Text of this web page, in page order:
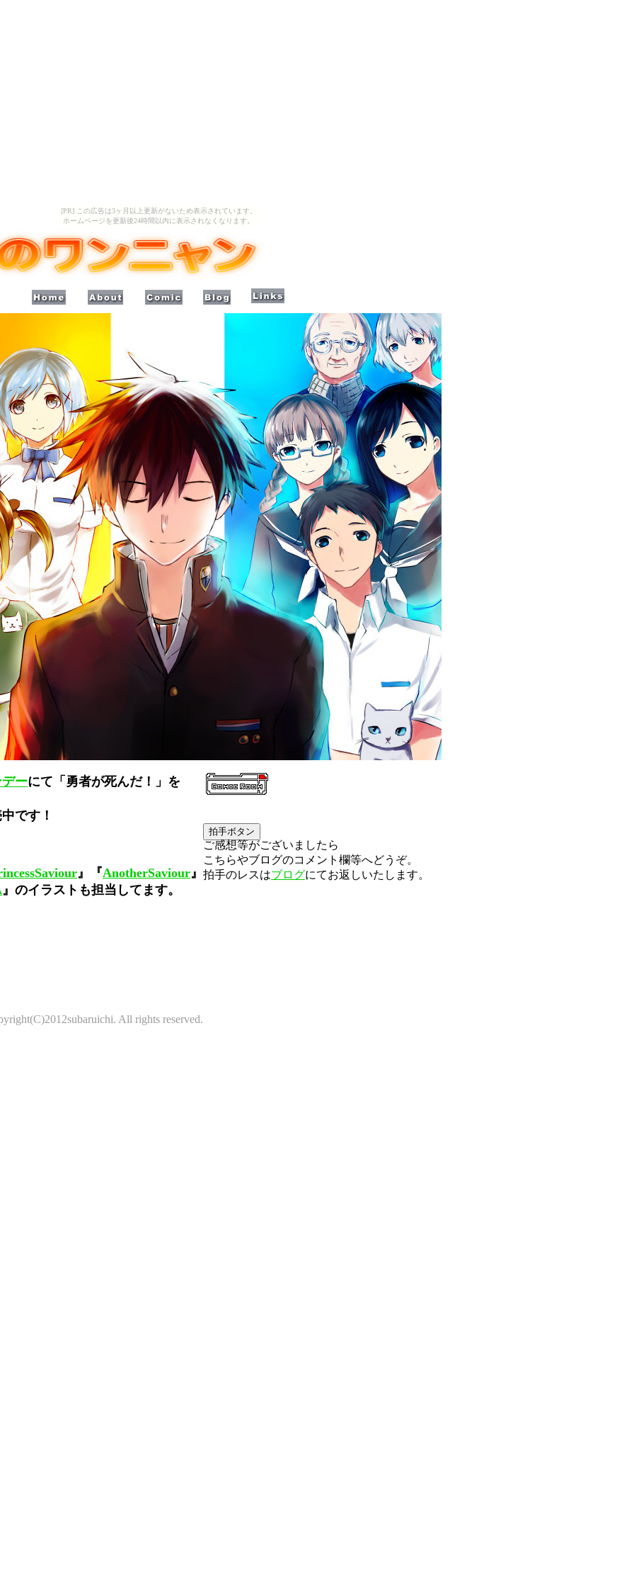
[PR] この広告は3ヶ月以上更新がないため表示されています。
ホームページを更新後24時間以内に表示されなくなります。
ーにて「勇者が死んだ！」を
です！
』『AnotherSaviour』
』のイラストも担当してます。
All rights reserved.
ご感想等がございましたら
こちらやブログのコメント欄等へどうぞ。
拍手のレスはブログにてお返しいたします。